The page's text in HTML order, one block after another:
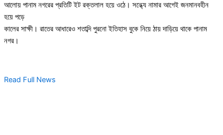
আলোয় পানাম নগরের প্রতিটি ইট রক্তলাল হয়ে ওঠে। সন্ধ্যে নামার আগেই জনমানবহীন
হয়ে পড়ে
কালের সাক্ষী। রাতের আধারেও শতাব্দি পুরনো ইতিহাস বুকে নিয়ে ঠায় দাড়িয়ে থাকে পানাম
নগর।
Read Full News